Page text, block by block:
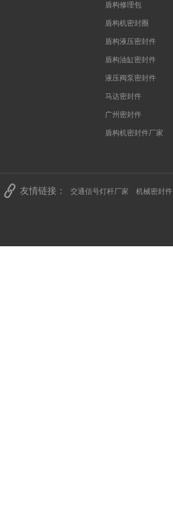
盾构修理包
盾构机密封圈
盾构液压密封件
盾构油缸密封件
液压阀泵密封件
马达密封件
广州密封件
盾构机密封件厂家
友情链接： 交通信号灯杆厂家 机械密封件